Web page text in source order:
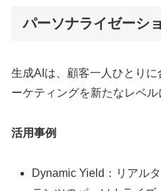
パーソナライゼーシ
生成AIは、顧客一人ひとり
ーケティングを新たなレベル
活用事例
Dynamic Yield：リアル